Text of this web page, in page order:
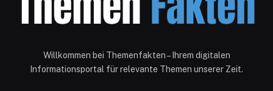
Willkommen bei Themenfakten – Ihrem digitalen
Informationsportal für relevante Themen unserer Zeit.